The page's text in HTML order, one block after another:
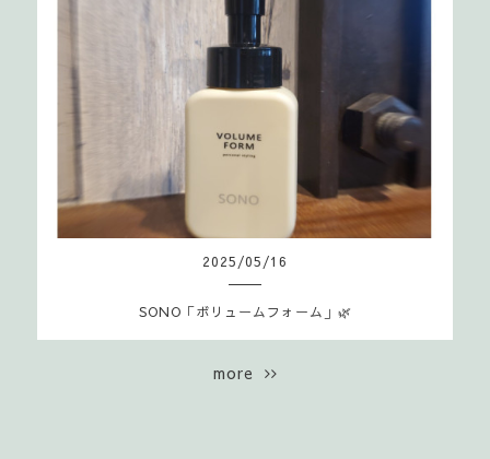
2025/05/16
SONO「ボリュームフォーム」🌿
more